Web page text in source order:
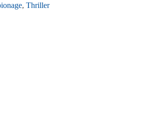
, Thriller